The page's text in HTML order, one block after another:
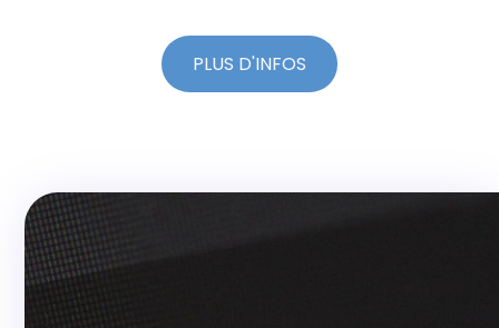
PLUS D'INFOS